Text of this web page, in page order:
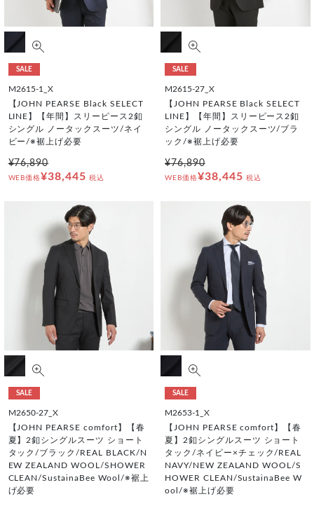
SALE
M2615-1_X
【JOHN PEARSE Black SELECT
LINE】【年間】スリーピース2釦
シングル ノータックスーツ/ネイ
ビー/※裾上げ必要
¥76,890
WEB価格¥38,445 税込
SALE
M2615-27_X
【JOHN PEARSE Black SELECT
LINE】【年間】スリーピース2釦
シングル ノータックスーツ/ブラ
ック/※裾上げ必要
¥76,890
WEB価格¥38,445 税込
SALE
M2650-27_X
【JOHN PEARSE comfort】【春
夏】2釦シングルスーツ ショート
タック/ブラック/REAL BLACK/N
EW ZEALAND WOOL/SHOWER
CLEAN/SustainaBee Wool/※裾上
げ必要
SALE
M2653-1_X
【JOHN PEARSE comfort】【春
夏】2釦シングルスーツ ショート
タック/ネイビー×チェック/REAL
NAVY/NEW ZEALAND WOOL/S
HOWER CLEAN/SustainaBee W
ool/※裾上げ必要